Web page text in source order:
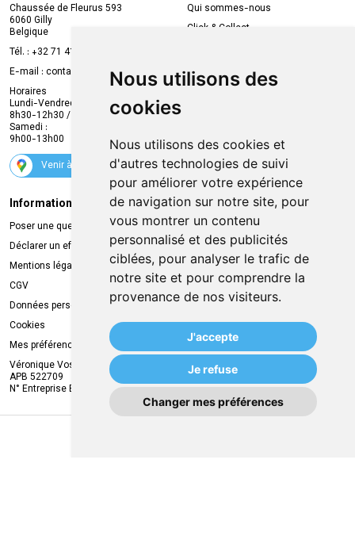
Nous utilisons des
cookies
Nous utilisons des cookies et
d'autres technologies de suivi
pour améliorer votre expérience
de navigation sur notre site, pour
vous montrer un contenu
personnalisé et des publicités
ciblées, pour analyser le trafic de
notre site et pour comprendre la
provenance de nos visiteurs.
J'accepte
Je refuse
Changer mes préférences
Chaussée de Fleurus 593
6060 Gilly
Belgique
Tél. : +32 71 41 32 10
E-mail : contact
mvapharma.be
Horaires
Lundi-Vendredi :
8h30-12h30 / 13h30-18h30
Samedi :
9h00-13h00
Venir à la pharmacie
Qui sommes-nous
Click & Collect
Compte professionnel
Envoi d’ordonnance
Suivez-nous
Informations légales
Poser une question
Déclarer un effet indésirable
Mentions légales
CGV
Données personnelles
Cookies
Mes préférences Cookies
Véronique Vos
APB 522709
N° Entreprise BE0749.944.612
Livraison
Retrait à la pharmacie
Livraison chez vous
Livraison dans un Point Relais